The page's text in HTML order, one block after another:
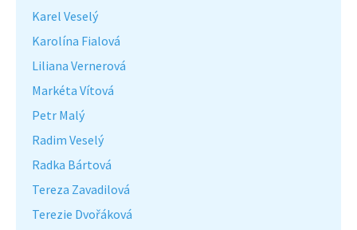
Karel Veselý
Karolína Fialová
Liliana Vernerová
Markéta Vítová
Petr Malý
Radim Veselý
Radka Bártová
Tereza Zavadilová
Terezie Dvořáková